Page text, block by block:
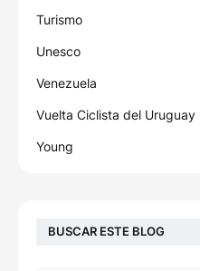
Turismo
Unesco
Venezuela
Vuelta Ciclista del Uruguay
Young
BUSCAR ESTE BLOG